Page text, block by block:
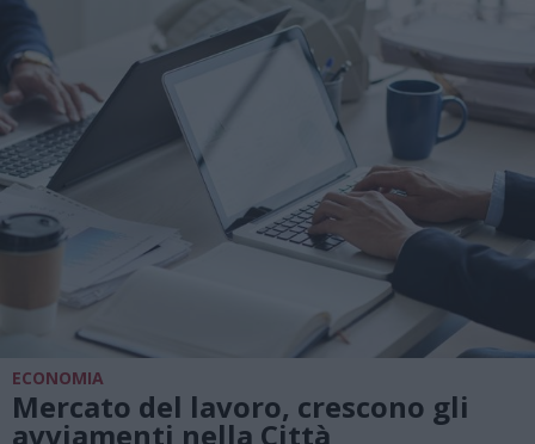
ECONOMIA
Mercato del lavoro, crescono gli
avviamenti nella Città